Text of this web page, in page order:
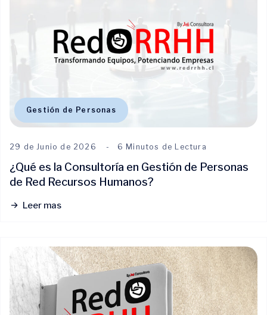
Gestión de Personas
29 de Junio de 2026 6 Minutos de Lectura
¿Qué es la Consultoría en Gestión de Personas
de Red Recursos Humanos?
Leer mas